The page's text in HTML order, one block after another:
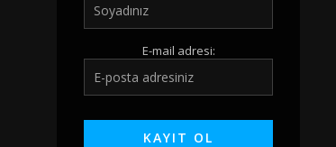
E-mail adresi: